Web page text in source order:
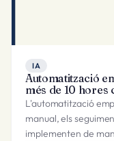
IA
Automatització
més de 10 hores
L'automatització
manual, els
implementen de